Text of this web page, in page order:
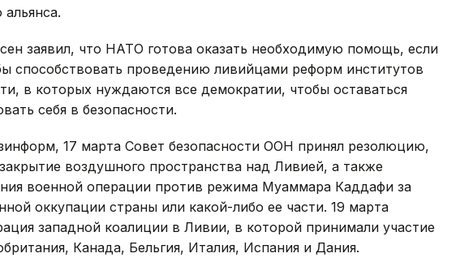
альянса.
заявил, что НАТО готова оказать необходимую помощь, если
способствовать проведению ливийцами реформ институтов
в которых нуждаются все демократии, чтобы оставаться
себя в безопасности.
17 марта Совет безопасности ООН принял резолюцию,
воздушного пространства над Ливией, а также
военной операции против режима Муаммара Каддафи за
оккупации страны или какой-либо ее части. 19 марта
западной коалиции в Ливии, в которой принимали участие
Канада, Бельгия, Италия, Испания и Дания.